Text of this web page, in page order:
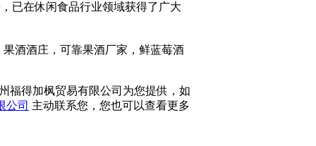
已在休闲食品行业领域获得了广大
酒酒庄，可靠果酒厂家，鲜蓝莓酒
福得加枫贸易有限公司为您提供，如
公司 主动联系您，您也可以查看更多